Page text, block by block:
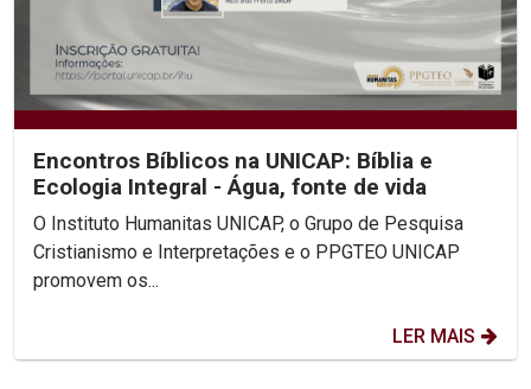
Encontros Bíblicos na UNICAP: Bíblia e
Ecologia Integral - Água, fonte de vida
O Instituto Humanitas UNICAP, o Grupo de Pesquisa
Cristianismo e Interpretações e o PPGTEO UNICAP
promovem os...
LER MAIS